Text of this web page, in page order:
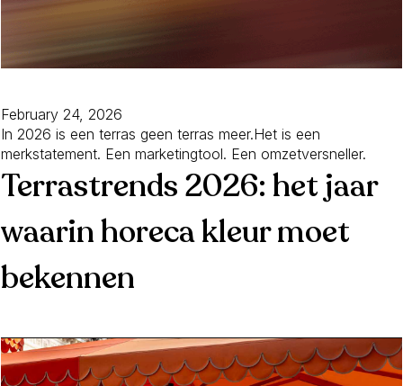
February 24, 2026
In 2026 is een terras geen terras meer.Het is een
merkstatement. Een marketingtool. Een omzetversneller.
Terrastrends 2026: het jaar
waarin horeca kleur moet
bekennen